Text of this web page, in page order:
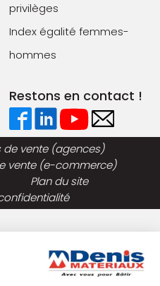
privilèges
Index égalité femmes-
hommes
Restons en contact !
vente (agences)
vente (e-commerce)
Plan du site